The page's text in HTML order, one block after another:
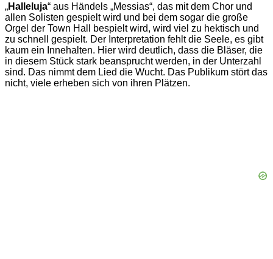
„Halleluja“ aus Händels „Messias“, das mit dem Chor und
allen Solisten gespielt wird und bei dem sogar die große
Orgel der Town Hall bespielt wird, wird viel zu hektisch und
zu schnell gespielt. Der Interpretation fehlt die Seele, es gibt
kaum ein Innehalten. Hier wird deutlich, dass die Bläser, die
in diesem Stück stark beansprucht werden, in der Unterzahl
sind. Das nimmt dem Lied die Wucht. Das Publikum stört das
nicht, viele erheben sich von ihren Plätzen.